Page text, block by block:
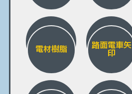
電材樹脂 路面電車矢
印